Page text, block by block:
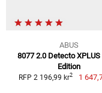
ABUS
8077 2.0 Detecto
Edition
RFP 2 196,99 kr2 1